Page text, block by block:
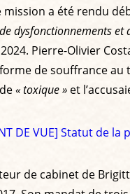
mission a été rendu
dysfonctionnements et
Pierre-Olivier
de souffrance
« toxique » et
DE VUE] Statut de
de cabinet de